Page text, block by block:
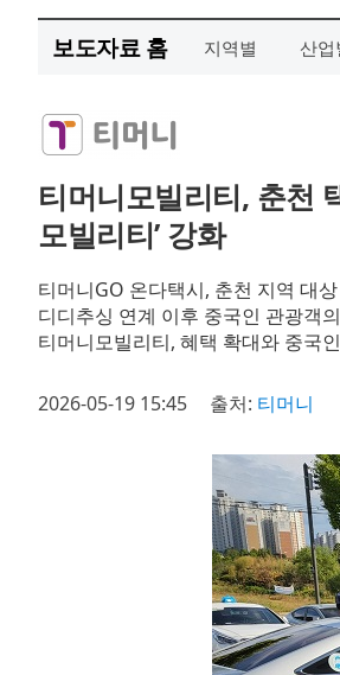
보도자료 홈 지역별 산업
티머니모빌리티, 춘천
모빌리티’ 강화
티머니GO 온다택시, 춘천 지역 대
디디추싱 연계 이후 중국인 관광객
티머니모빌리티, 혜택 확대와 중국
2026-05-19 15:45 출처: 티머니